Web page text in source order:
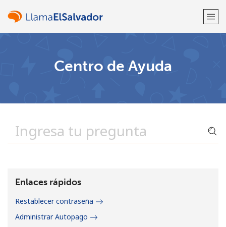
Centro de Ayuda
Enlaces rápidos
Restablecer contraseña
Administrar Autopago